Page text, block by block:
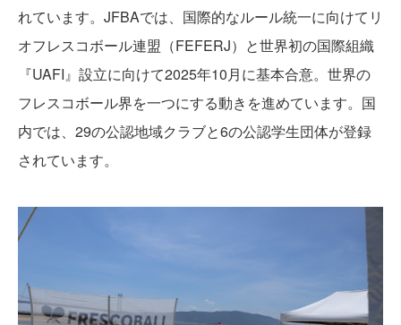
れています。JFBAでは、国際的なルール統一に向けてリ
オフレスコボール連盟（FEFERJ）と世界初の国際組織
『UAFI』設立に向けて2025年10月に基本合意。世界の
フレスコボール界を一つにする動きを進めています。国
内では、29の公認地域クラブと6の公認学生団体が登録
されています。